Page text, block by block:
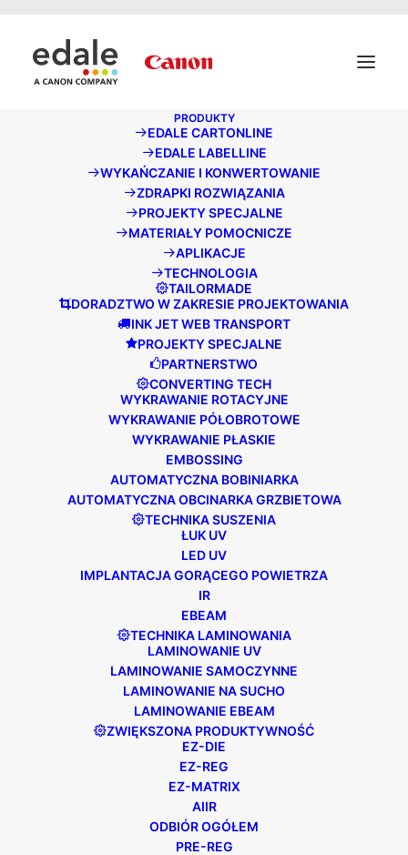
PRODUKTY
EDALE CARTONLINE
EDALE LABELLINE
WYKAŃCZANIE I KONWERTOWANIE
ZDRAPKI ROZWIĄZANIA
PROJEKTY SPECJALNE
MATERIAŁY POMOCNICZE
APLIKACJE
TECHNOLOGIA
TAILORMADE
DORADZTWO W ZAKRESIE PROJEKTOWANIA
INK JET WEB TRANSPORT
PROJEKTY SPECJALNE
PARTNERSTWO
CONVERTING TECH
WYKRAWANIE ROTACYJNE
WYKRAWANIE PÓŁOBROTOWE
WYKRAWANIE PŁASKIE
EMBOSSING
AUTOMATYCZNA BOBINIARKA
AUTOMATYCZNA OBCINARKA GRZBIETOWA
TECHNIKA SUSZENIA
ŁUK UV
LED UV
IMPLANTACJA GORĄCEGO POWIETRZA
IR
EBEAM
TECHNIKA LAMINOWANIA
LAMINOWANIE UV
LAMINOWANIE SAMOCZYNNE
LAMINOWANIE NA SUCHO
LAMINOWANIE EBEAM
ZWIĘKSZONA PRODUKTYWNOŚĆ
EZ-DIE
EZ-REG
EZ-MATRIX
AIIR
ODBIÓR OGÓŁEM
PRE-REG
DOŁĄCZ DO NAS
EUROPA, WIELKA
BRYTANIA I
AFRYKA FL5
WEBINARIUM
26 MAJA 11:00-12:00
BST
Darren Pickford, dyrektor
handlowy, i Louise Bailey,
kierownik ds. rozwoju biznesu,
przedstawią cechy i korzyści
płynące z zastosowania FL5 w
branży kartonowej.
details and any questions.